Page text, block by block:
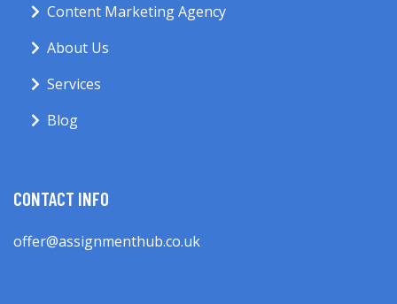
Content Marketing Agency
About Us
Services
Blog
CONTACT INFO
offer@assignmenthub.co.uk